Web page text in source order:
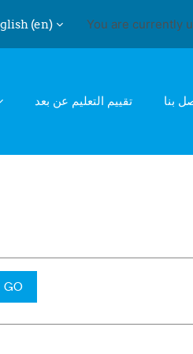
input
‎(en)‎ You are currently
تقييم التعليم عن بعد بنا